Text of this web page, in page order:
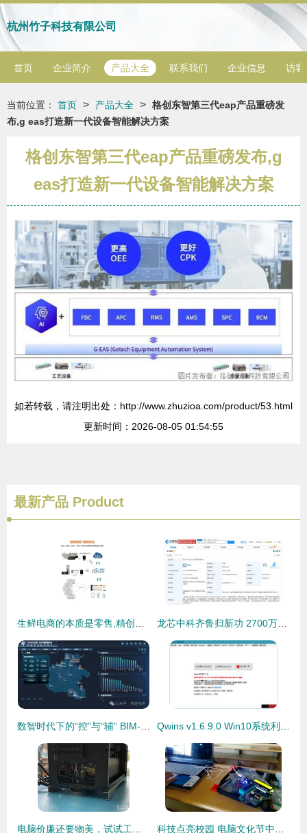
杭州竹子科技有限公司
首页 企业简介 产品大全 联系我们 企业信息 访客
当前位置： 首页 > 产品大全 > 格创东智第三代eap产品重磅发
布,g eas打造新一代设备智能解决方案
格创东智第三代eap产品重磅发布,g
eas打造新一代设备智能解决方案
如若转载，请注明出处：http://www.zhuzioa.com/product/53.html
更新时间：2026-08-05 01:54:55
最新产品 Product